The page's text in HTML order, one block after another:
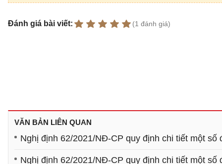
Đánh giá bài viết: (1 đánh giá)
VĂN BẢN LIÊN QUAN
Nghị định 62/2021/NĐ-CP quy định chi tiết một số
Nghị định 62/2021/NĐ-CP quy định chi tiết một số